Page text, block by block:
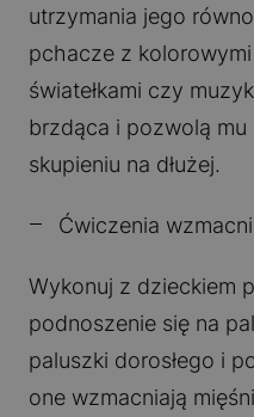
utrzymania jego
pchacze z
światełkami czy
brzdąca i pozwolą
skupieniu na dłużej.
Ćwiczenia
Wykonuj z dzieckiem
podnoszenie się na
paluszki dorosłego i
one wzmacniają